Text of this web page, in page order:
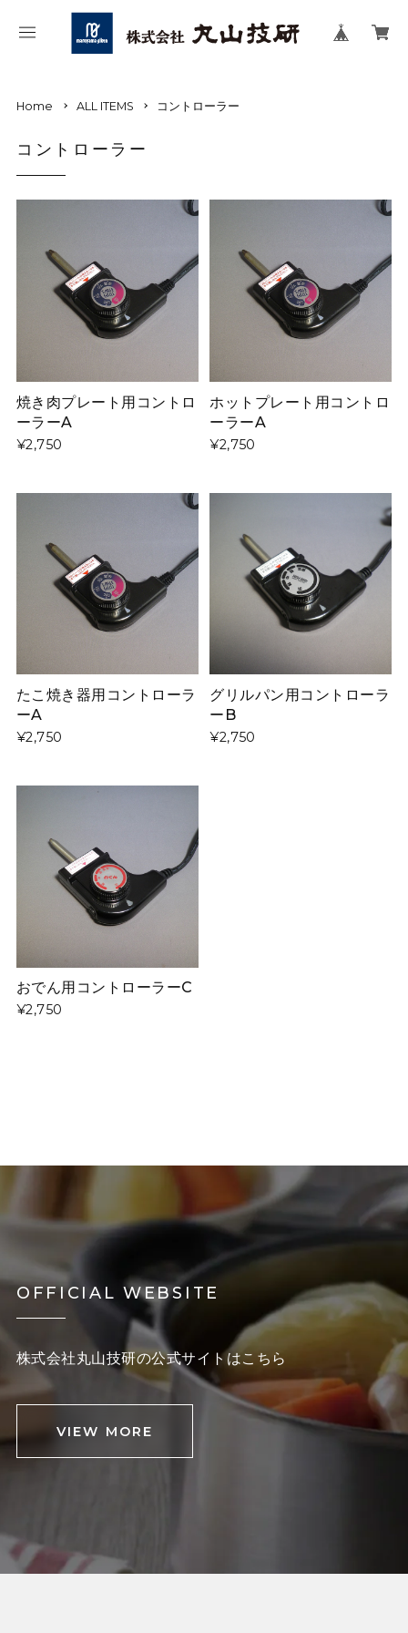
Home ALL ITEMS コントローラー
コントローラー
焼き肉プレート用コントロ
ーラーA
¥2,750
ホットプレート用コントロ
ーラーA
¥2,750
たこ焼き器用コントローラ
ーA
¥2,750
グリルパン用コントローラ
ーB
¥2,750
おでん用コントローラーC
¥2,750
OFFICIAL WEBSITE
株式会社丸山技研の公式サイトはこちら
VIEW MORE